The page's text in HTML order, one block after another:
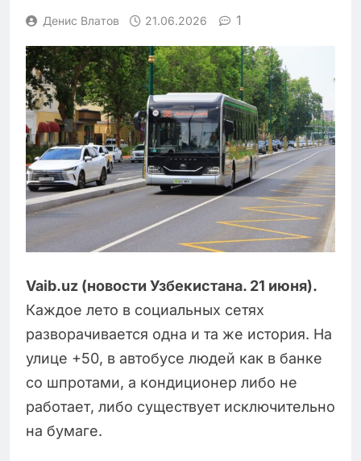
Денис Влатов 21.06.2026 1
Vaib.uz (новости Узбекистана. 21 июня).
Каждое лето в социальных сетях
разворачивается одна и та же история. На
улице +50, в автобусе людей как в банке
со шпротами, а кондиционер либо не
работает, либо существует исключительно
на бумаге.